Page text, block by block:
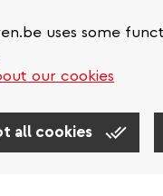
uses some
our cookies
all cookies